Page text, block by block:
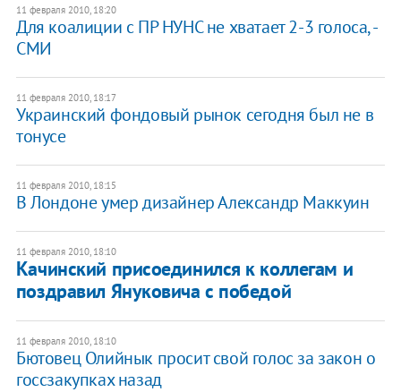
11 февраля 2010, 18:20
Для коалиции с ПР НУНС не хватает 2-3 голоса, -
СМИ
11 февраля 2010, 18:17
Украинский фондовый рынок сегодня был не в
тонусе
11 февраля 2010, 18:15
В Лондоне умер дизайнер Александр Маккуин
11 февраля 2010, 18:10
Качинский присоединился к коллегам и
поздравил Януковича с победой
11 февраля 2010, 18:10
Бютовец Олийнык просит свой голос за закон о
госсзакупках назад